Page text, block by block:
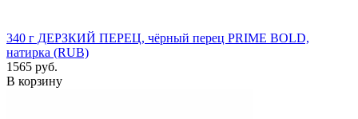
340 г ДЕРЗКИЙ ПЕРЕЦ, чёрный перец PRIME BOLD,
натирка (RUB)
1565 руб.
В корзину